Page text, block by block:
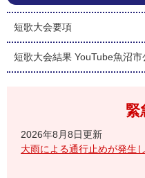
短歌大会要項
短歌大会結果 YouTube魚沼
緊
2026年8月8日更新
大雨による通行止めが発生